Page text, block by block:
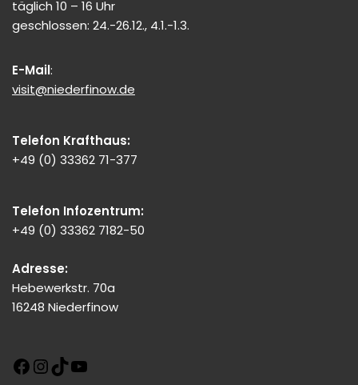
täglich 10 – 16 Uhr
geschlossen: 24.-26.12., 4.1.-1.3.
E-Mail:
visit@niederfinow.de
Telefon Krafthaus:
+49 (0) 33362 71-377
Telefon Infozentrum:
+49 (0) 33362 7182-50
Adresse:
Hebewerkstr. 70a
16248 Niederfinow